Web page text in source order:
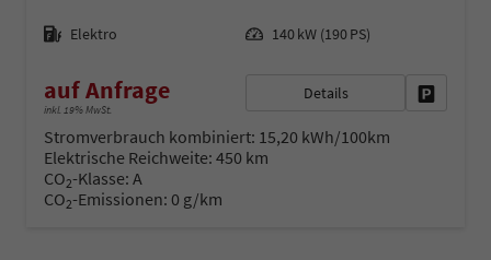
Kraftstoff
Elektro 140 kW (190 PS)
auf Anfrage
inkl. 19% MwSt.
Details
Stromverbrauch kombiniert: 15,20 kWh/100km
Elektrische Reichweite: 450 km
CO2-Klasse: A
CO2-Emissionen: 0 g/km